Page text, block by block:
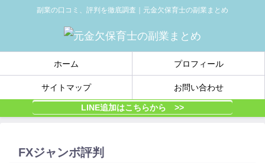
副業の口コミ、評判を徹底調査｜元金欠保育士の副業まとめ
ホーム プロフィール
サイトマップ お問い合わせ
LINE追加はこちらから >>
FXジャンボ評判